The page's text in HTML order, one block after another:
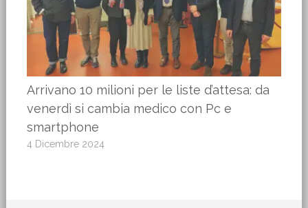
Arrivano 10 milioni per le liste d’attesa: da
venerdì si cambia medico con Pc e
smartphone
4 Dicembre 2024